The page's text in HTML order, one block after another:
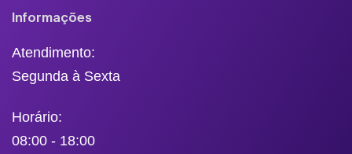
Informações
Atendimento:
Segunda à Sexta
Horário:
08:00 - 18:00